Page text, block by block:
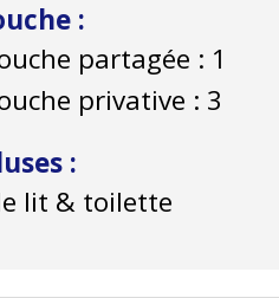
:
partagée : 1
privative : 3
:
lit & toilette